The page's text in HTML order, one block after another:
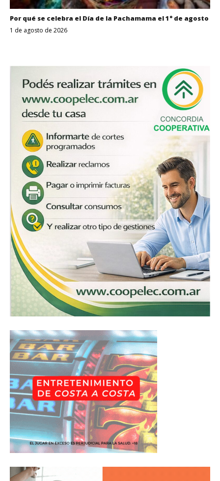
Por qué se celebra el Día de la Pachamama el 1° de agosto
1 de agosto de 2026